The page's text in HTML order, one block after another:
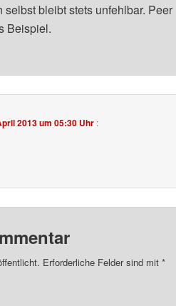
bleibt stets unfehlbar. Peer
Beispiel.
2013 um 05:30 Uhr :
Erforderliche Felder sind mit *